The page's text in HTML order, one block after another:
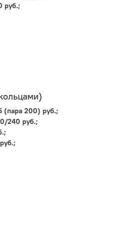
руб.;
(пара 200) руб.;
240 руб.;